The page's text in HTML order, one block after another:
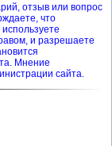
отзыв или вопрос
что
и разрешаете
Мнение
сайта.